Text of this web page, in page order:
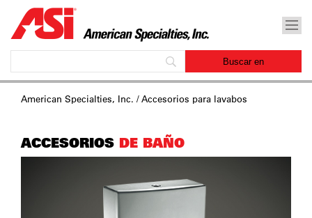
American Specialties, Inc. / Accesorios para lavabos
ACCESORIOS DE BAÑO